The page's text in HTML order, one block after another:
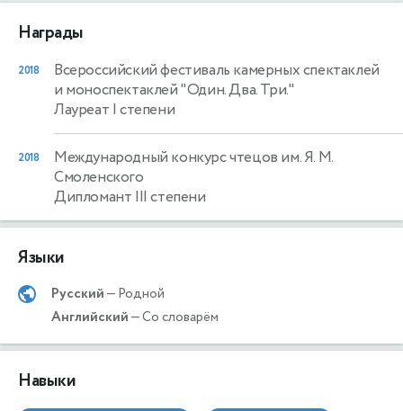
Награды
2018
Всероссийский фестиваль камерных спектаклей
и моноспектаклей "Один. Два. Три."
Лауреат I степени
2018
Международный конкурс чтецов им. Я. М.
Смоленского
Дипломант III степени
Языки
Русский— Родной
Английский— Со словарём
Навыки